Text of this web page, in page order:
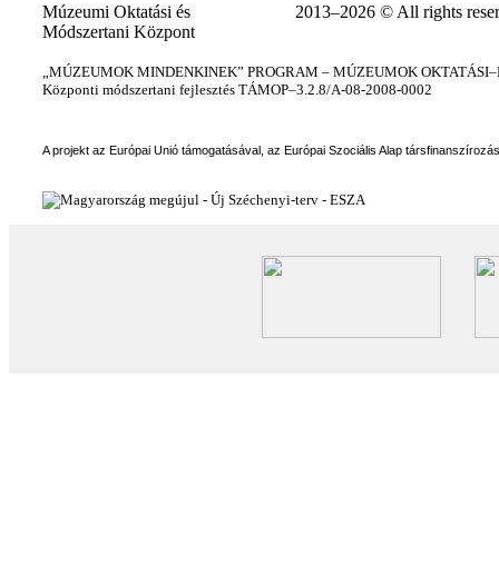
Múzeumi Oktatási és
Módszertani Központ
2013–2026 © All rights
„MÚZEUMOK MINDENKINEK” PROGRAM – MÚZEUMOK
Központi módszertani fejlesztés TÁMOP–3.2.8/A-08-2008-0002
A projekt az Európai Unió támogatásával, az Európai Szociális Alap